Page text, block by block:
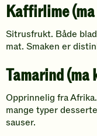
Kaffirlime
Sitrusfrukt. Både
mat. Smaken er
Tamarind (ma
Opprinnelig fra
mange typer
sauser.